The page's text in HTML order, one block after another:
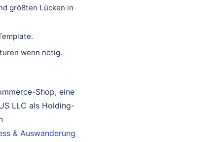
größten Lücken in
wenn nötig.
Shop, eine
LLC als Holding-
& Auswanderung